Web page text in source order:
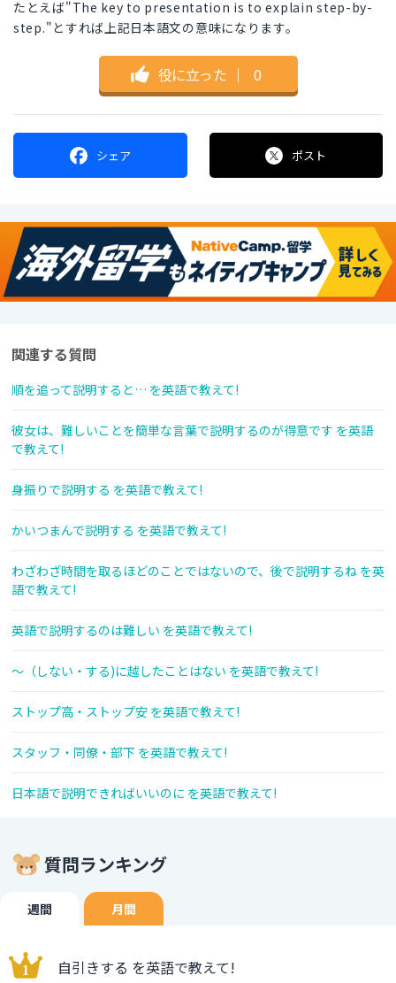
たとえば"The key to presentation is to explain step-by-
step."とすれば上記日本語文の意味になります。
役に立った ｜ 0
シェア ポスト
関連する質問
順を追って説明すると… を英語で教えて!
彼女は、難しいことを簡単な言葉で説明するのが得意です を英語
で教えて!
身振りで説明する を英語で教えて!
かいつまんで説明する を英語で教えて!
わざわざ時間を取るほどのことではないので、後で説明するね を英
語で教えて!
英語で説明するのは難しい を英語で教えて!
〜（しない・する)に越したことはない を英語で教えて!
ストップ高・ストップ安 を英語で教えて!
スタッフ・同僚・部下 を英語で教えて!
日本語で説明できればいいのに を英語で教えて!
質問ランキング
週間 月間
自引きする を英語で教えて!